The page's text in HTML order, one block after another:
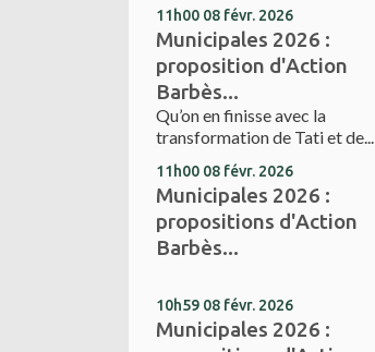
11h00 08 févr. 2026
Municipales 2026 :
proposition d'Action
Barbès...
Qu’on en finisse avec la
transformation de Tati et de...
11h00 08 févr. 2026
Municipales 2026 :
propositions d'Action
Barbès...
10h59 08 févr. 2026
Municipales 2026 :